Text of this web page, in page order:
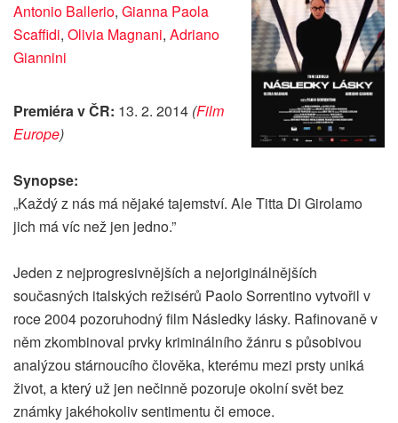
Antonio Ballerio, Gianna Paola
Scaffidi, Olivia Magnani, Adriano
Giannini
Premiéra v ČR: 13. 2. 2014 (Film
Europe)
Synopse:
„Každý z nás má nějaké tajemství. Ale Titta Di Girolamo
jich má víc než jen jedno.”
Jeden z nejprogresivnějších a nejoriginálnějších
současných italských režisérů Paolo Sorrentino vytvořil v
roce 2004 pozoruhodný film Následky lásky. Rafinovaně v
něm zkombinoval prvky kriminálního žánru s působivou
analýzou stárnoucího člověka, kterému mezi prsty uniká
život, a který už jen nečinně pozoruje okolní svět bez
známky jakéhokoliv sentimentu či emoce.